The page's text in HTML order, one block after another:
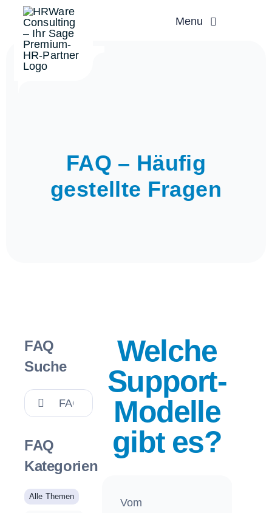
Inhalt
springen
Menu
FAQ – Häufig
gestellte Fragen
FAQ
Suche
Suche
nach:
FAQ
Kategorien
Alle Themen
Welche
Support-
Modelle
gibt es?
Vom